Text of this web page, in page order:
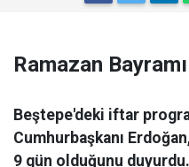
Ramazan
Beştepe'deki iftar
Cumhurbaşkanı
9 gün olduğunu duyurdu.